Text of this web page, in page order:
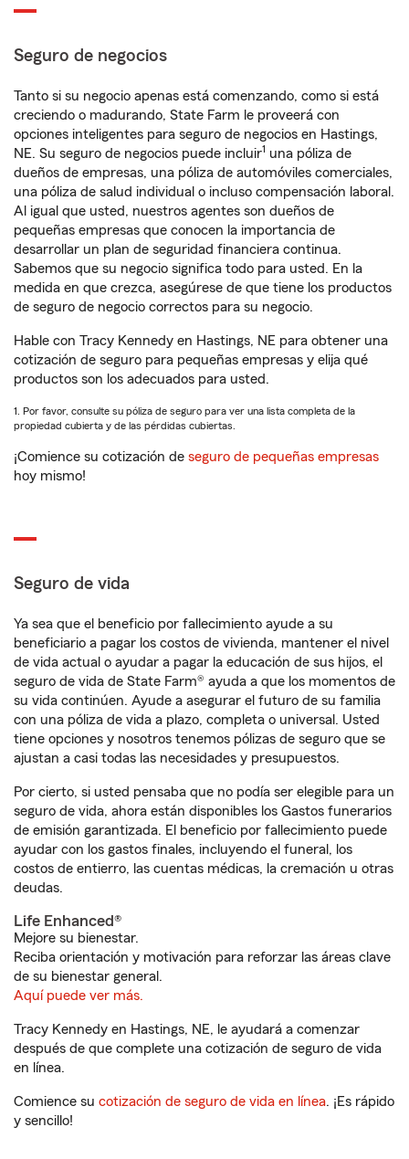
Seguro de negocios
Tanto si su negocio apenas está comenzando, como si está
creciendo o madurando, State Farm le proveerá con
opciones inteligentes para seguro de negocios en Hastings,
NE. Su seguro de negocios puede incluir1 una póliza de
dueños de empresas, una póliza de automóviles comerciales,
una póliza de salud individual o incluso compensación laboral.
Al igual que usted, nuestros agentes son dueños de
pequeñas empresas que conocen la importancia de
desarrollar un plan de seguridad financiera continua.
Sabemos que su negocio significa todo para usted. En la
medida en que crezca, asegúrese de que tiene los productos
de seguro de negocio correctos para su negocio.
Hable con Tracy Kennedy en Hastings, NE para obtener una
cotización de seguro para pequeñas empresas y elija qué
productos son los adecuados para usted.
1. Por favor, consulte su póliza de seguro para ver una lista completa de la
propiedad cubierta y de las pérdidas cubiertas.
¡Comience su cotización de seguro de pequeñas empresas
hoy mismo!
Seguro de vida
Ya sea que el beneficio por fallecimiento ayude a su
beneficiario a pagar los costos de vivienda, mantener el nivel
de vida actual o ayudar a pagar la educación de sus hijos, el
seguro de vida de State Farm® ayuda a que los momentos de
su vida continúen. Ayude a asegurar el futuro de su familia
con una póliza de vida a plazo, completa o universal. Usted
tiene opciones y nosotros tenemos pólizas de seguro que se
ajustan a casi todas las necesidades y presupuestos.
Por cierto, si usted pensaba que no podía ser elegible para un
seguro de vida, ahora están disponibles los Gastos funerarios
de emisión garantizada. El beneficio por fallecimiento puede
ayudar con los gastos finales, incluyendo el funeral, los
costos de entierro, las cuentas médicas, la cremación u otras
deudas.
Life Enhanced®
Mejore su bienestar.
Reciba orientación y motivación para reforzar las áreas clave
de su bienestar general.
Aquí puede ver más.
Tracy Kennedy en Hastings, NE, le ayudará a comenzar
después de que complete una cotización de seguro de vida
en línea.
Comience su cotización de seguro de vida en línea. ¡Es rápido
y sencillo!